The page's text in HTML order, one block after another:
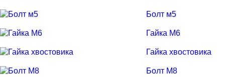
Болт м5
Гайка M6
Гайка хвостовика
Болт М8